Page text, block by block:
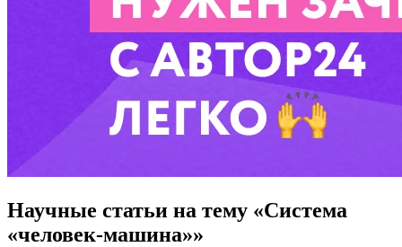
Научные статьи на тему «Система
«человек-машина»»